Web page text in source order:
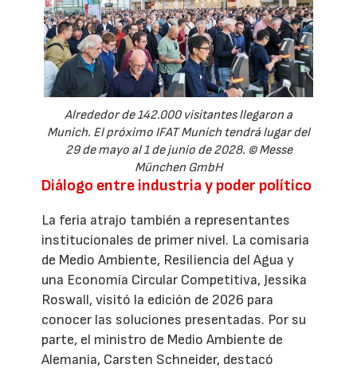
Alrededor de 142.000 visitantes llegaron a
Munich. El próximo IFAT Munich tendrá lugar del
29 de mayo al 1 de junio de 2028. © Messe
München GmbH
Diálogo entre industria y poder político
La feria atrajo también a representantes
institucionales de primer nivel. La comisaria
de Medio Ambiente, Resiliencia del Agua y
una Economía Circular Competitiva, Jessika
Roswall, visitó la edición de 2026 para
conocer las soluciones presentadas. Por su
parte, el ministro de Medio Ambiente de
Alemania, Carsten Schneider, destacó